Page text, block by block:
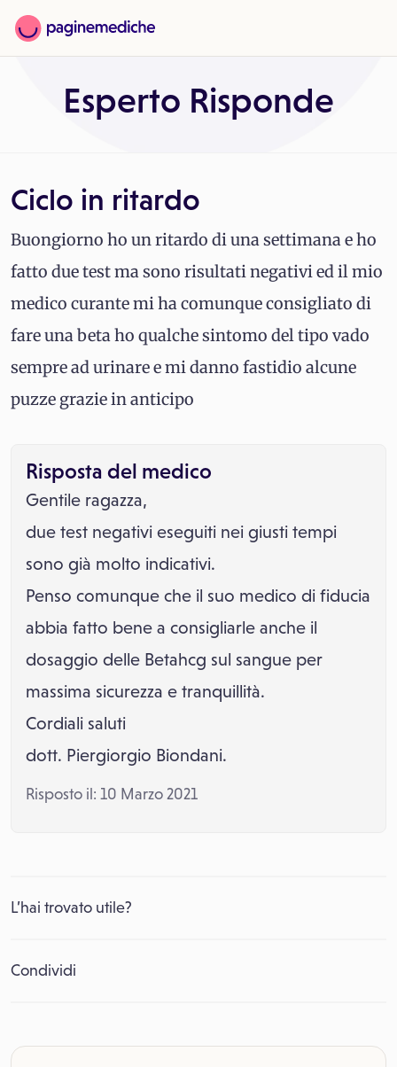
Esperto Risponde
Ciclo in ritardo
Buongiorno ho un ritardo di una settimana e ho
fatto due test ma sono risultati negativi ed il mio
medico curante mi ha comunque consigliato di
fare una beta ho qualche sintomo del tipo vado
sempre ad urinare e mi danno fastidio alcune
puzze grazie in anticipo
Risposta del medico
Gentile ragazza,
due test negativi eseguiti nei giusti tempi
sono già molto indicativi.
Penso comunque che il suo medico di fiducia
abbia fatto bene a consigliarle anche il
dosaggio delle Betahcg sul sangue per
massima sicurezza e tranquillità.
Cordiali saluti
dott. Piergiorgio Biondani.
Risposto il: 10 Marzo 2021
L’hai trovato utile?
Condividi